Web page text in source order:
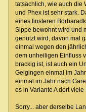
tatsächlich, wie auch die
und Phex ist sehr stark.
eines finsteren
Sippe bewohnt wird und
genutzt wird, davon mal
einmal wegen den
dem unheiligen Einfluss
brackig ist, ist auch ein
Gelgingen einmal im
einmal im Jahr nach
es in Variante A dort
Sorry... aber derselbe